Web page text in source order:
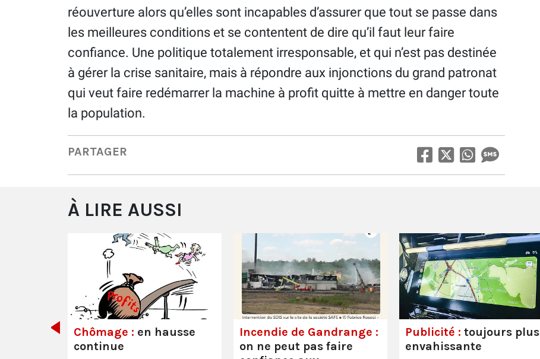
réouverture alors qu’elles sont incapables d’assurer que tout se passe dans
les meilleures conditions et se contentent de dire qu’il faut leur faire
confiance. Une politique totalement irresponsable, et qui n’est pas destinée
à gérer la crise sanitaire, mais à répondre aux injonctions du grand patronat
qui veut faire redémarrer la machine à profit quitte à mettre en danger toute
la population.
PARTAGER
À LIRE AUSSI
Chômage : en hausse
continue
Incendie de Gandrange :
on ne peut pas faire
Publicité : toujours plus
envahissante